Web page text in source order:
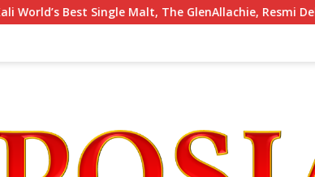
Single Malt, The GlenAllachie, Resmi Debut di